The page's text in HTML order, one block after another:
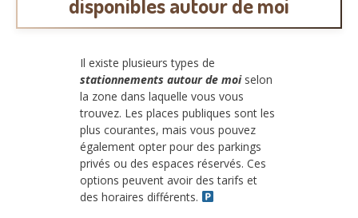
Il existe plusieurs types de
stationnements autour de moiselon
la zone dans laquelle vous vous
trouvez. Les places publiques sont les
plus courantes, mais vous pouvez
également opter pour des parkings
privés ou des espaces réservés. Ces
options peuvent avoir des tarifs et
des horaires différents.